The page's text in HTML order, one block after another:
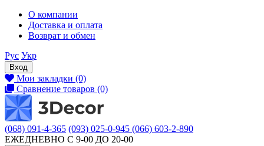
О компании
Доставка и оплата
Возврат и обмен
Рус Укр
Вход
Мои закладки (0)
Сравнение товаров (0)
(068) 091-4-365 (093) 025-0-945 (066) 603-2-890
ЕЖЕДНЕВНО С 9-00 ДО 20-00